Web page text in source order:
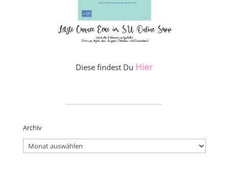
Diese findest Du Hier
Archiv
Archiv